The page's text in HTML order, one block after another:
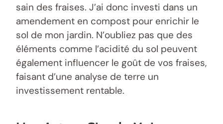
sain des fraises. J’ai donc investi dans un
amendement en compost pour enrichir le
sol de mon jardin. N’oubliez pas que des
éléments comme l’acidité du sol peuvent
également influencer le goût de vos fraises,
faisant d’une analyse de terre un
investissement rentable.